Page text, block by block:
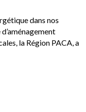
dans nos
la Région PACA, a